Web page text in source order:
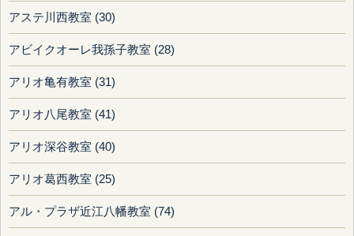
アステ川西教室 (30)
アビイクオーレ我孫子教室 (28)
アリオ亀有教室 (31)
アリオ八尾教室 (41)
アリオ深谷教室 (40)
アリオ葛西教室 (25)
アル・プラザ近江八幡教室 (74)